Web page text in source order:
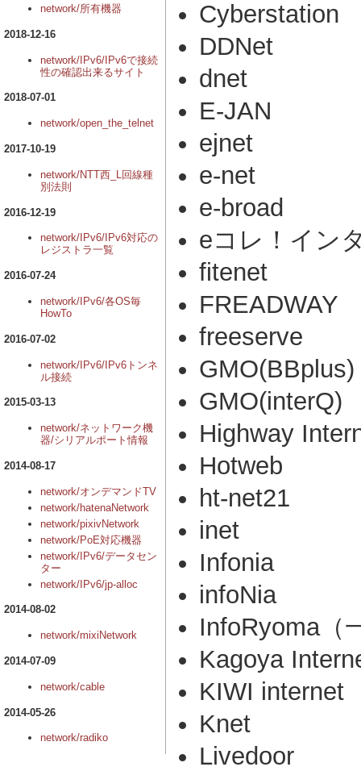
network/所有機器
2018-12-16
network/IPv6/IPv6で接続
性の確認出来るサイト
2018-07-01
network/open_the_telnet
2017-10-19
network/NTT西_L回線種
別法則
2016-12-19
network/IPv6/IPv6対応の
レジストラ一覧
2016-07-24
network/IPv6/各OS毎
HowTo
2016-07-02
network/IPv6/IPv6トンネ
ル接続
2015-03-13
network/ネットワーク機
器/シリアルポート情報
2014-08-17
network/オンデマンドTV
network/hatenaNetwork
network/pixivNetwork
network/PoE対応機器
network/IPv6/データセン
ター
network/IPv6/jp-alloc
2014-08-02
network/mixiNetwork
2014-07-09
network/cable
2014-05-26
network/radiko
Cyberstation
DDNet
dnet
E-JAN
ejnet
e-net
e-broad
eコレ！イン
fitenet
FREADWAY
freeserve
GMO(BBplus)
GMO(interQ)
Highway
Hotweb
ht-net21
inet
Infonia
infoNia
InfoRyoma（
Kagoya
KIWI internet
Knet
Livedoor